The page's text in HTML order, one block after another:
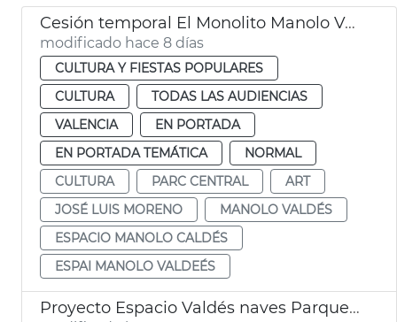
Cesión temporal El Monolito Manolo Valdés
modificado hace 8 días
CULTURA Y FIESTAS POPULARES
CULTURA
TODAS LAS AUDIENCIAS
VALENCIA
EN PORTADA
EN PORTADA TEMÁTICA
NORMAL
CULTURA
PARC CENTRAL
ART
JOSÉ LUIS MORENO
MANOLO VALDÉS
ESPACIO MANOLO CALDÉS
ESPAI MANOLO VALDEÉS
Proyecto Espacio Valdés naves Parque Central València